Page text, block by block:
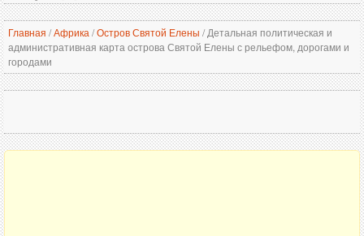
Главная /Африка /Остров Святой Елены /Детальная политическая и
административная карта острова Святой Елены с рельефом, дорогами и
городами